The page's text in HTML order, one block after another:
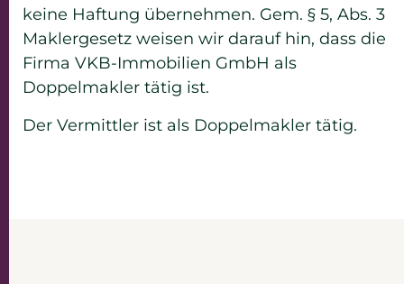
keine Haftung übernehmen. Gem. § 5, Abs. 3
Maklergesetz weisen wir darauf hin, dass die
Firma VKB-Immobilien GmbH als
Doppelmakler tätig ist.
Der Vermittler ist als Doppelmakler tätig.